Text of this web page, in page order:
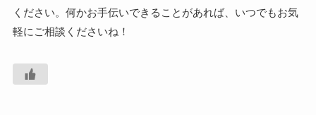
ください。何かお手伝いできることがあれば、いつでもお気
軽にご相談くださいね！